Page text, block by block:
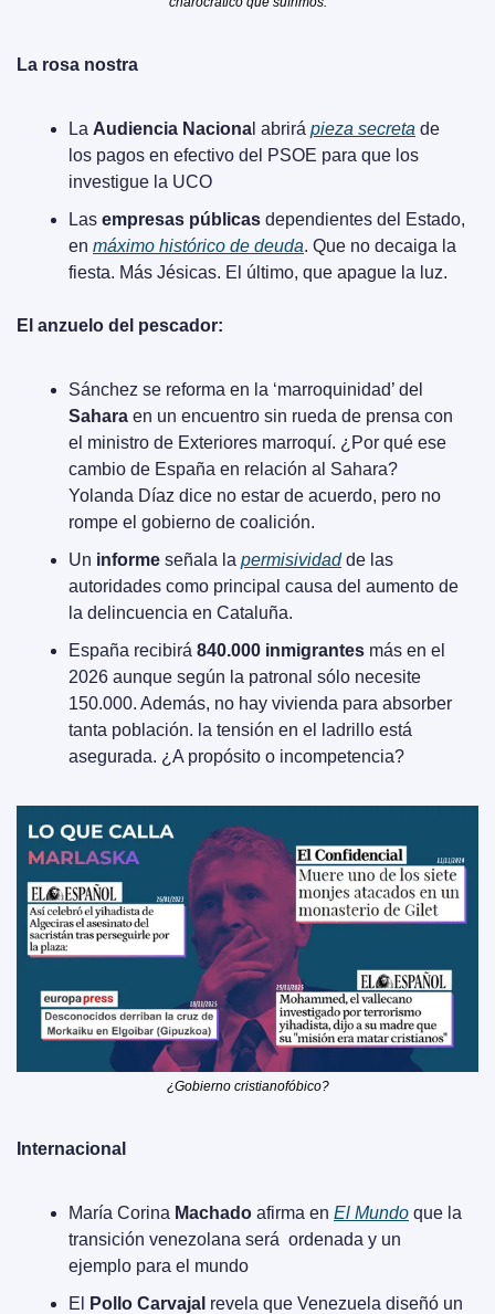
La rosa nostra
La Audiencia Naciona l abrirá pieza secreta de
los pagos en efectivo del PSOE para que los
investigue la UCO
Las empresas públicas dependientes del Estado,
en máximo histórico de deuda. Que no decaiga la
fiesta. Más Jésicas. El último, que apague la luz.
El anzuelo del pescador:
Sahara en un encuentro sin rueda de prensa con
el ministro de Exteriores marroquí. ¿Por qué ese
cambio de España en relación al Sahara?
Yolanda Díaz dice no estar de acuerdo, pero no
rompe el gobierno de coalición.
Un informe señala la permisividad de las
autoridades como principal causa del aumento de
la delincuencia en Cataluña.
España recibirá 840.000 inmigrantes más en el
2026 aunque según la patronal sólo necesite
150.000. Además, no hay vivienda para absorber
tanta población. la tensión en el ladrillo está
asegurada. ¿A propósito o incompetencia?
¿Gobierno cristianofóbico?
Internacional
María Corina Machado afirma en El Mundo que la
transición venezolana será  ordenada y un
ejemplo para el mundo
El
Pollo Carvajal revela que Venezuela diseñó un